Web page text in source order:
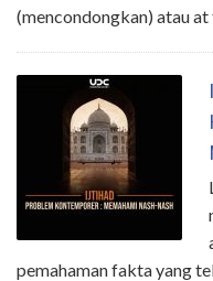
(mencondongkan) atau
pemahaman fakta yang